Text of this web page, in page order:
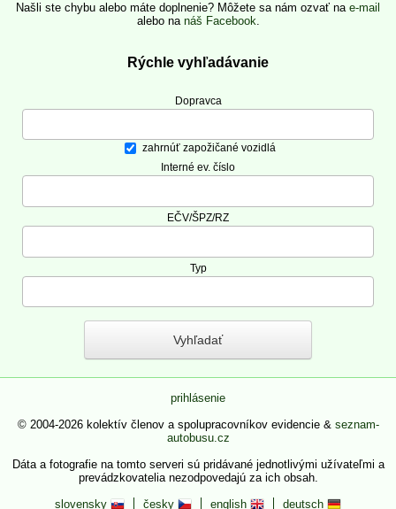
Našli ste chybu alebo máte doplnenie? Môžete sa nám ozvať na e-mail
alebo na náš Facebook.
Rýchle vyhľadávanie
Dopravca
zahrnúť zapožičané vozidlá
Interné ev. číslo
EČV/ŠPZ/RZ
Typ
prihlásenie
© 2004-2026 kolektív členov a spolupracovníkov evidencie & seznam-
autobusu.cz
Dáta a fotografie na tomto serveri sú pridávané jednotlivými užívateľmi a
prevádzkovatelia nezodpovedajú za ich obsah.
slovensky
česky english deutsch